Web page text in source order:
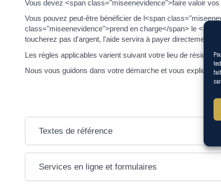
Vous devez <span class="miseenevidence">faire valoir
Vous pouvez peut-être bénéficier de l<span
class="miseenevidence">prend en charge</span> le
toucherez pas d'argent, l'aide servira à payer directement
Les règles applicables varient suivant votre lieu de
Nous vous guidons dans votre démarche et vous
Textes de référence
Services en ligne et formulaires